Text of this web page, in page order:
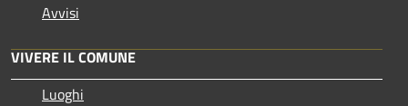
Avvisi
VIVERE IL COMUNE
Luoghi